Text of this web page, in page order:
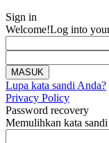
Sign in
Welcome!Log into
Lupa kata sandi Anda?
Privacy Policy
Password recovery
Memulihkan kata sandi